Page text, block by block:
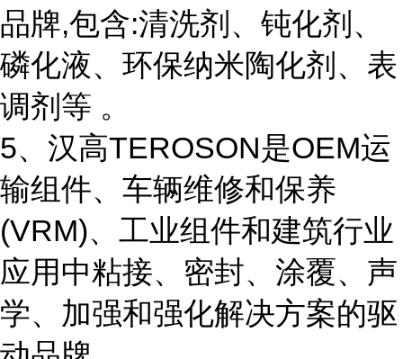
品牌,包含:清洗剂、钝化剂、
磷化液、环保纳米陶化剂、表
调剂等 。
5、汉高TEROSON是OEM运
输组件、车辆维修和保养
(VRM)、工业组件和建筑行业
应用中粘接、密封、涂覆、声
学、加强和强化解决方案的驱